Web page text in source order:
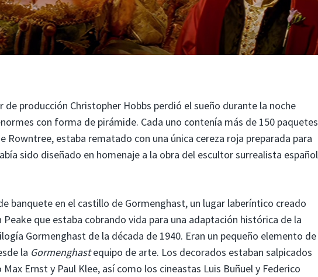
producción Christopher Hobbs perdió el sueño durante la noche
con forma de pirámide. Cada uno contenía más de 150 paquetes
Rowntree, estaba rematado con una única cereza roja preparada para
sido diseñado en homenaje a la obra del escultor surrealista español
banquete en el castillo de Gormenghast, un lugar laberíntico creado
que estaba cobrando vida para una adaptación histórica de la
Gormenghast de la década de 1940. Eran un pequeño elemento de
la Gormenghastequipo de arte. Los decorados estaban salpicados
Ernst y Paul Klee, así como los cineastas Luis Buñuel y Federico